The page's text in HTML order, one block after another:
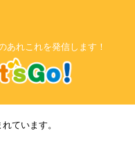
あれこれを発信します！
ています。